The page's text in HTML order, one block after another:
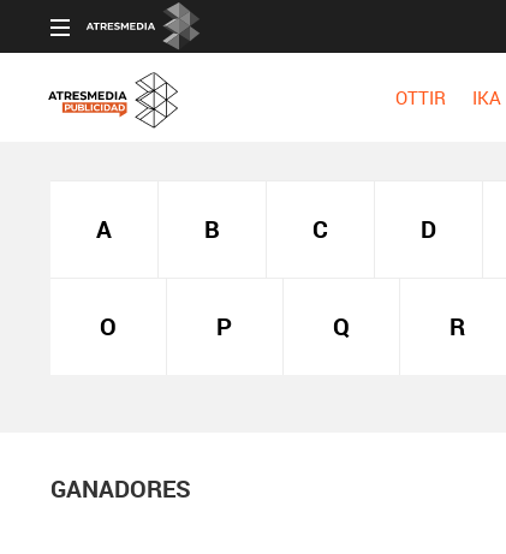
OTTIR IKA
A B C D
O P Q R
GANADORES